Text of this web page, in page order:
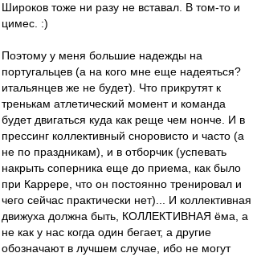
Широков тоже ни разу не вставал. В том-то и
цимес. :)
Поэтому у меня большие надежды на
португальцев (а на кого мне еще надеяться?
итальянцев же не будет). Что прикрутят к
тренькам атлетический момент и команда
будет двигаться куда как реще чем нонче. И в
прессинг коллективный сноровисто и часто (а
не по праздникам), и в отборчик (успевать
накрыть соперника еще до приема, как было
при Каррере, что он постоянно тренировал и
чего сейчас практически нет)... И коллективная
движуха должна быть, КОЛЛЕКТИВНАЯ ёма, а
не как у нас когда один бегает, а другие
обозначают в лучшем случае, ибо не могут